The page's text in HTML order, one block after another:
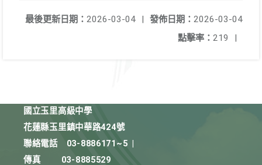
發佈日期： 2026-03-04
最後更新日期： 2026-03-04
|
點擊率： 219 |
國立玉里高級中學
花蓮縣玉里鎮中華路424號
聯絡電話
03-8886171~5
傳真
03-8885529